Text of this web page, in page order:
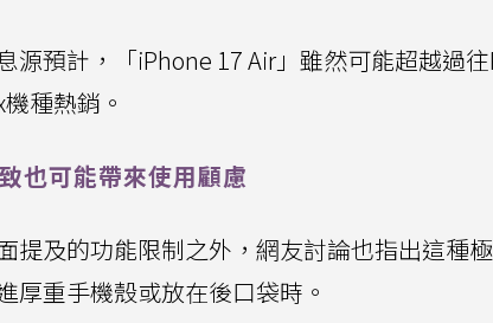
源預計，「iPhone 17 Air」雖然可能超越過
種熱銷。
也可能帶來使用顧慮
提及的功能限制之外，網友討論也指出這種
厚重手機殼或放在後口袋時。